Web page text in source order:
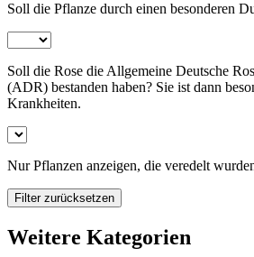
Soll die Pflanze durch einen besonderen
Soll die Rose die Allgemeine Deutsche
(ADR) bestanden haben? Sie ist dann
Krankheiten.
Nur Pflanzen anzeigen, die veredelt
Filter zurücksetzen
Weitere Kategorien